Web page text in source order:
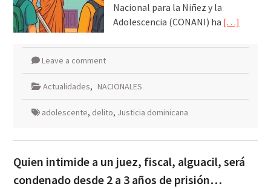
Nacional para la Niñez y la
Adolescencia (CONANI) ha […]
Leave a comment
Actualidades, NACIONALES
adolescente, delito, Justicia dominicana
Quien intimide a un juez, fiscal, alguacil, será
condenado desde 2 a 3 años de prisión…